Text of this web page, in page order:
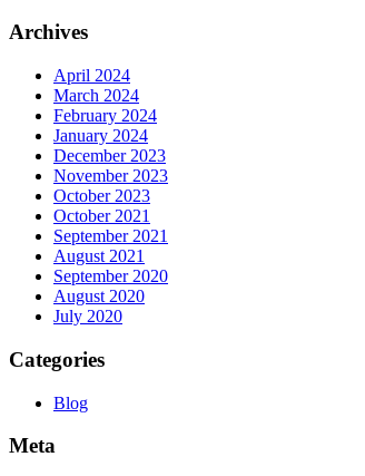
Archives
April 2024
March 2024
February 2024
January 2024
December 2023
November 2023
October 2023
October 2021
September 2021
August 2021
September 2020
August 2020
July 2020
Categories
Blog
Meta